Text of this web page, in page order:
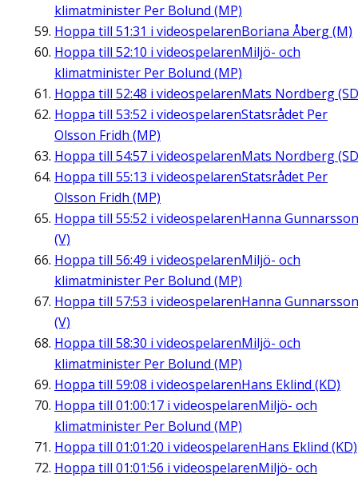
klimatminister Per Bolund (MP)
Hoppa till 51:31 i videospelarenBoriana Åberg (M)
Hoppa till 52:10 i videospelarenMiljö- och
klimatminister Per Bolund (MP)
Hoppa till 52:48 i videospelarenMats Nordberg
Hoppa till 53:52 i videospelarenStatsrådet Per
Olsson Fridh (MP)
Hoppa till 54:57 i videospelarenMats Nordberg
Hoppa till 55:13 i videospelarenStatsrådet Per
Olsson Fridh (MP)
Hoppa till 55:52 i videospelarenHanna Gunnarsson
(V)
Hoppa till 56:49 i videospelarenMiljö- och
klimatminister Per Bolund (MP)
Hoppa till 57:53 i videospelarenHanna Gunnarsson
(V)
Hoppa till 58:30 i videospelarenMiljö- och
klimatminister Per Bolund (MP)
Hoppa till 59:08 i videospelarenHans Eklind (KD)
Hoppa till 01:00:17 i videospelarenMiljö- och
klimatminister Per Bolund (MP)
Hoppa till 01:01:20 i videospelarenHans Eklind (KD)
Hoppa till 01:01:56 i videospelarenMiljö- och